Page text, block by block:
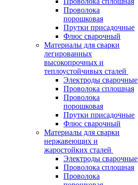
Проволока
порошковая
Прутки присадочные
Флюс сварочный
Материалы для сварки
легированных
высокопрочных и
теплоустойчивых сталей
Электроды сварочные
Проволока сплошная
Проволока
порошковая
Прутки присадочные
Флюс сварочный
Материалы для сварки
нержавеющих и
жаростойких сталей
Электроды сварочные
Проволока сплошная
Проволока